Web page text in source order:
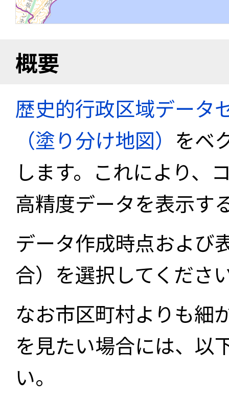
概要
歴史的行政区域データ
（塗り分け地図） をベ
します。これにより、
高精度データを表示す
データ作成時点および
合）を選択してくださ
なお市区町村よりも細
を見たい場合には、以
い。